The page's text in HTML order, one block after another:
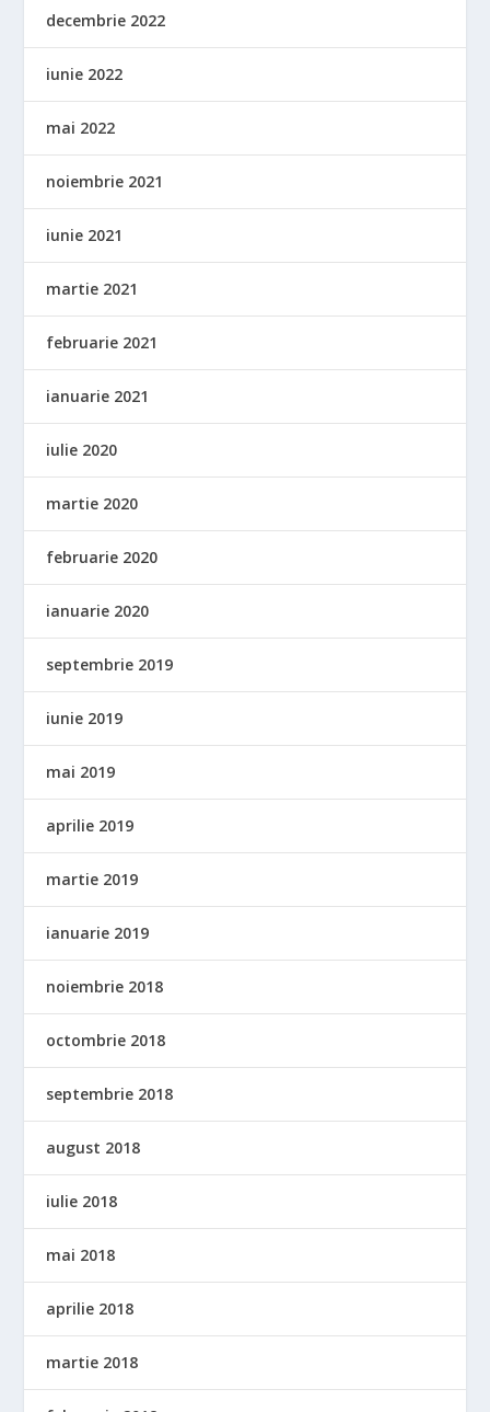
decembrie 2022
iunie 2022
mai 2022
noiembrie 2021
iunie 2021
martie 2021
februarie 2021
ianuarie 2021
iulie 2020
martie 2020
februarie 2020
ianuarie 2020
septembrie 2019
iunie 2019
mai 2019
aprilie 2019
martie 2019
ianuarie 2019
noiembrie 2018
octombrie 2018
septembrie 2018
august 2018
iulie 2018
mai 2018
aprilie 2018
martie 2018